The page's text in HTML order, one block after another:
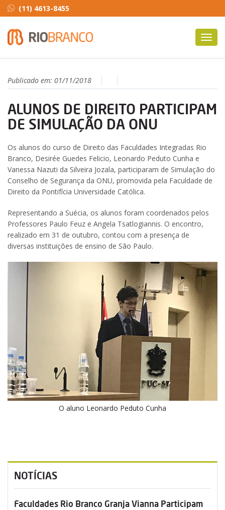
(11) 4613-8455
Publicado em: 01/11/2018
ALUNOS DE DIREITO PARTICIPAM
DE SIMULAÇÃO DA ONU
Os alunos do curso de Direito das Faculdades Integradas Rio
Branco, Desirée Guedes Felicio, Leonardo Peduto Cunha e
Vanessa Nazuti da Silveira Jozala, participaram de Simulação do
Conselho de Segurança da ONU, promovida pela Faculdade de
Direito da Pontifícia Universidade Católica.
Representando a Suécia, os alunos foram coordenados pelos
Professores Paulo Feuz e Angela Tsatlogiannis. O encontro,
realizado em 31 de outubro, contou com a presença de
diversas instituições de ensino de São Paulo.
O aluno Leonardo Peduto Cunha
NOTÍCIAS
Faculdades Rio Branco Granja Vianna Participam